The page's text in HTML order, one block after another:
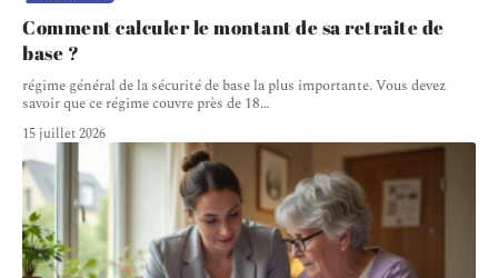
Comment calculer le montant de sa retraite de
base ?
régime général de la sécurité de base la plus importante. Vous devez
savoir que ce régime couvre près de 18…
15 juillet 2026